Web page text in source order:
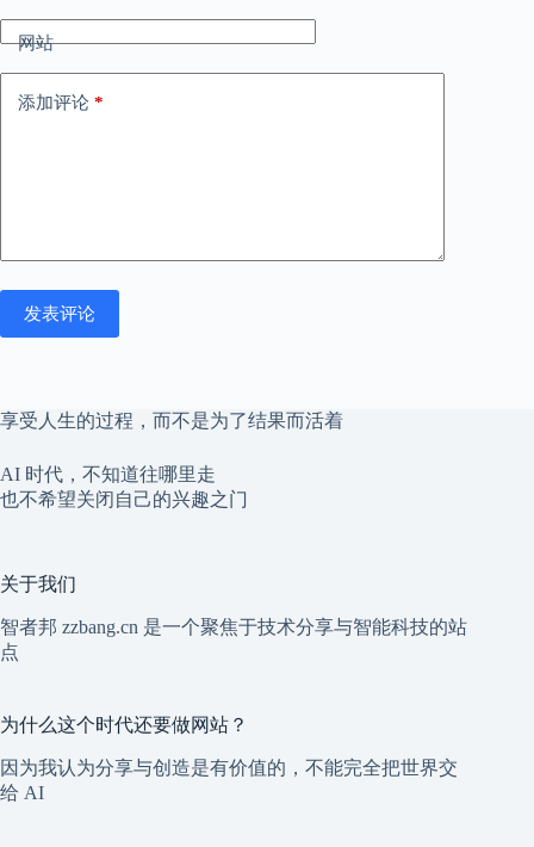
网站
添加评论 *
发表评论
享受人生的过程，而不是为了结果而活着
AI 时代，不知道往哪里走
也不希望关闭自己的兴趣之门
关于我们
智者邦 zzbang.cn 是一个聚焦于技术分享与智能科技的站
点
为什么这个时代还要做网站？
因为我认为分享与创造是有价值的，不能完全把世界交
给 AI